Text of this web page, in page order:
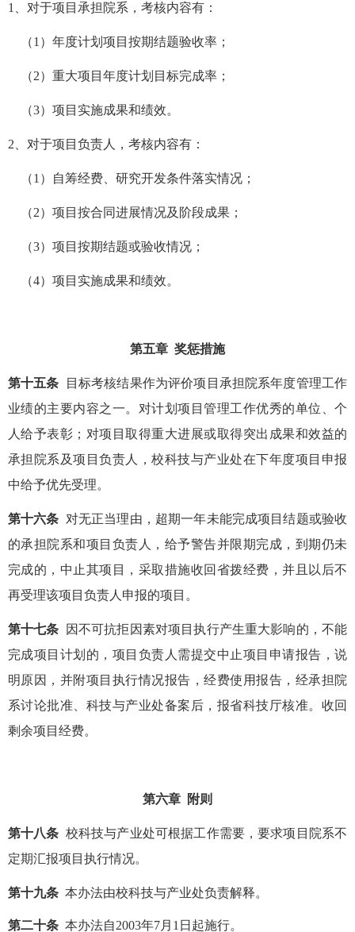
1、对于项目承担院系，考核内容有：
（1）年度计划项目按期结题验收率；
（2）重大项目年度计划目标完成率；
（3）项目实施成果和绩效。
2、对于项目负责人，考核内容有：
（1）自筹经费、研究开发条件落实情况；
（2）项目按合同进展情况及阶段成果；
（3）项目按期结题或验收情况；
（4）项目实施成果和绩效。
第五章 奖惩措施
第十五条
目标考核结果作为评价项目承担院系年度管理工作
业绩的主要内容之一。对计划项目管理工作优秀的单位、个
人给予表彰；对项目取得重大进展或取得突出成果和效益的
承担院系及项目负责人，校科技与产业处在下年度项目申报
中给予优先受理。
第十六条 对无正当理由，超期一年未能完成项目结题或验收
的承担院系和项目负责人，给予警告并限期完成，到期仍未
完成的，中止其项目，采取措施收回省拨经费，并且以后不
再受理该项目负责人申报的项目。
第十七条
因不可抗拒因素对项目执行产生重大影响的，不能
完成项目计划的，项目负责人需提交中止项目申请报告，说
明原因，并附项目执行情况报告，经费使用报告，经承担院
系讨论批准、科技与产业处备案后，报省科技厅核准。收回
剩余项目经费。
第六章 附则
第十八条 校科技与产业处可根据工作需要，要求项目院系不
定期汇报项目执行情况。
第十九条 本办法由校科技与产业处负责解释。
第二十条 本办法自2003年7月1日起施行。